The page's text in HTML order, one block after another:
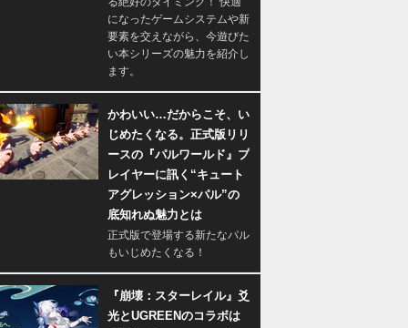
になったゲームシステムや新
要素を交えながら、今遊びた
い本シリーズの魅力を紹介し
ます。
かわいい…だからこそ、い
じめたくなる。正式版リリ
ースの『パルワールド』プ
レイヤーに訊く“キュート
アグレッション×パル”の
底知れぬ魅力とは
正式版で登場する新たなパル
もいじめたくなる！
『崩壊：スターレイル』爻
光とUGREENのコラボは